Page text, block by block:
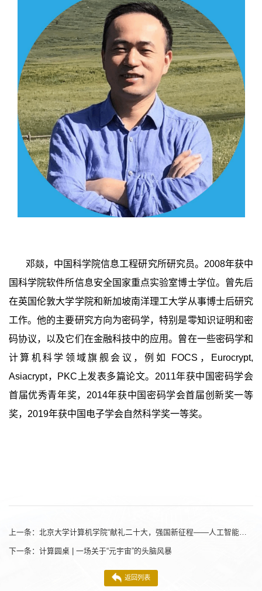
邓燚，中国科学院信息工程研究所研究员。 2008年获中
国科学院软件所信息安全国家重点实验室博士学位。曾先后
在英国伦敦大学学院和新加坡南洋理工大学从事博士后研究
工作。他的主要研究方向为密码学，特别是零知识证明和密
码协议，以及它们在金融科技中的应用。曾在一些密码学和
计算机科学领域旗舰会议，例如
FOCS ，
Eurocrypt,
Asiacrypt， PKC 上发表多篇论文。 2011年获中国密码学会
首届优秀青年奖， 2014年获中国密码学会首届创新奖一等
奖， 2019年获中国电子学会自然科学奖一等奖。
上一条： 北京大学计算机学院“献礼二十大，强国新征程——人工智能学术月”
下一条： 计算圆桌 | 一场关于“元宇宙”的头脑风暴
返回列表